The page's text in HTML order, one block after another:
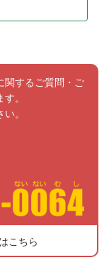
関するご質問・ご
。
。
こちら